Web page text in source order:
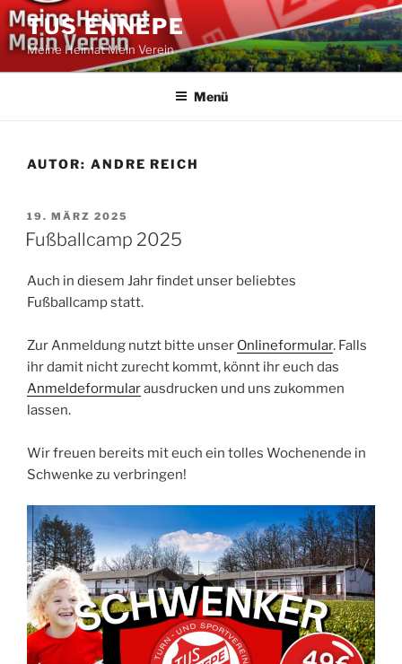
Zum
Inhalt
springen
TUS ENNEPE
Meine Heimat Mein Verein
Menü
AUTOR: ANDRE REICH
VERÖFFENTLICHT
AM
19. MÄRZ 2025
Fußballcamp 2025
Auch in diesem Jahr findet unser beliebtes
Fußballcamp statt.
Zur Anmeldung nutzt bitte unser Onlineformular. Falls
ihr damit nicht zurecht kommt, könnt ihr euch das
Anmeldeformularausdrucken und uns zukommen
lassen.
Wir freuen bereits mit euch ein tolles Wochenende in
Schwenke zu verbringen!